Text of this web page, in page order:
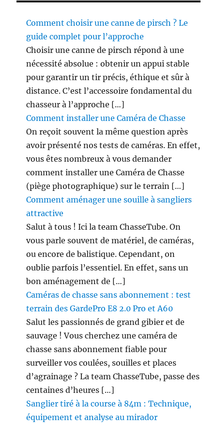
!
Comment choisir une canne de pirsch ? Le
guide complet pour l’approche
Choisir une canne de pirsch répond à une
nécessité absolue : obtenir un appui stable
pour garantir un tir précis, éthique et sûr à
distance. C’est l’accessoire fondamental du
chasseur à l’approche […]
Comment installer une Caméra de Chasse
On reçoit souvent la même question après
avoir présenté nos tests de caméras. En effet,
vous êtes nombreux à vous demander
comment installer une Caméra de Chasse
(piège photographique) sur le terrain […]
Comment aménager une souille à sangliers
attractive
Salut à tous ! Ici la team ChasseTube. On
vous parle souvent de matériel, de caméras,
ou encore de balistique. Cependant, on
oublie parfois l’essentiel. En effet, sans un
bon aménagement de […]
Caméras de chasse sans abonnement : test
terrain des GardePro E8 2.0 Pro et A60
Salut les passionnés de grand gibier et de
sauvage ! Vous cherchez une caméra de
chasse sans abonnement fiable pour
surveiller vos coulées, souilles et places
d’agrainage ? La team ChasseTube, passe des
centaines d’heures […]
Sanglier tiré à la course à 84m : Technique,
équipement et analyse au mirador